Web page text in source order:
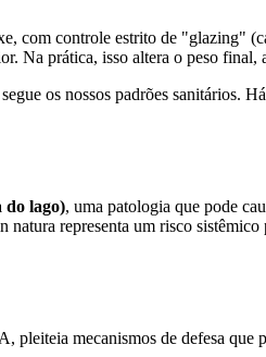
com controle estrito de "glazing"
Na prática, isso altera o peso
os nossos padrões sanitários.
lago), uma patologia que pode
natura representa um risco
mecanismos de defesa que